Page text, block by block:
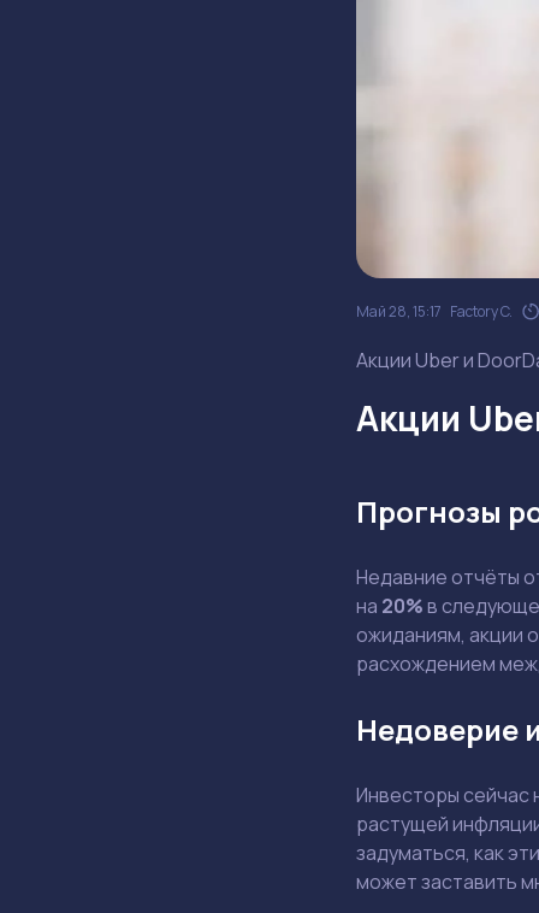
Май 28, 15:17 Factory C.
Акции Uber и
Акции
Прогнозы
Недавние отчёты
на 20%в
ожиданиям, акции
расхождением
Недоверие
Инвесторы сейчас
растущей
задуматься, как
может заставить